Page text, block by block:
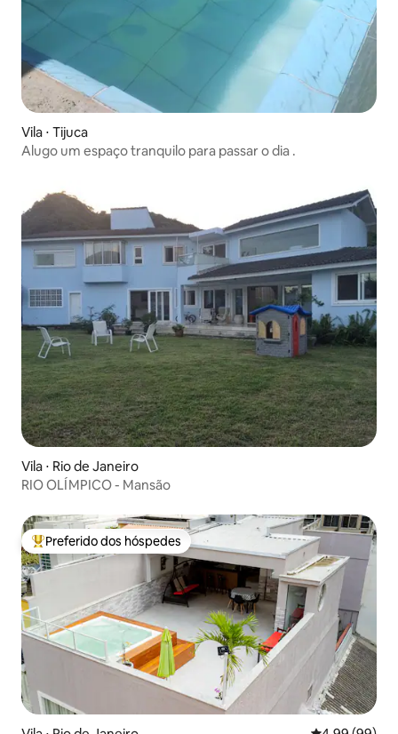
Vila ⋅ Tijuca
Alugo um espaço tranquilo para passar o dia .
Vila ⋅ Rio de Janeiro
RIO OLÍMPICO - Mansão
Entre os melhores preferidos dos hóspedes
Preferido dos hóspedes